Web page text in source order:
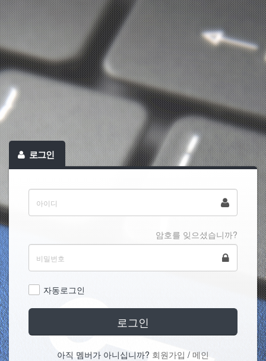
로그인
암호를 잊으셨습니까?
자동로그인
로그인
아직 멤버가 아니십니까? 회원가입 / 메인